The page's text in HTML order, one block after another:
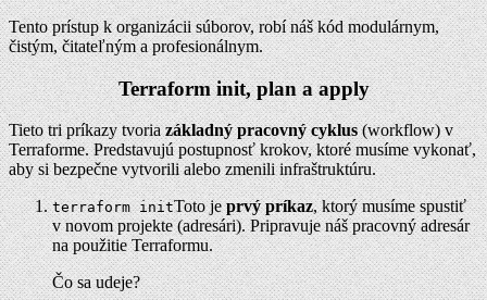
Tento prístup k organizácii súborov, robí náš kód modulárnym,
čistým, čitateľným a profesionálnym.
Terraform init, plan a apply
Tieto tri príkazy tvoriazákladný pracovný cyklus(workflow) v
Terraforme. Predstavujú postupnosť krokov, ktoré musíme vykonať,
aby si bezpečne vytvorili alebo zmenili infraštruktúru.
terraform initToto jeprvý príkaz, ktorý musíme spustiť
v novom projekte (adresári). Pripravuje náš pracovný adresár
na použitie Terraformu.
Čo sa udeje?